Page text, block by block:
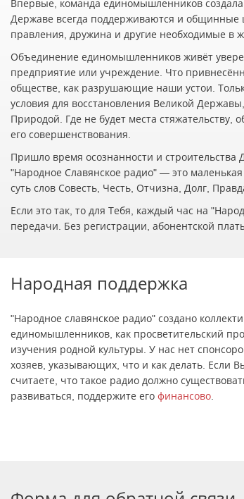
Впервые, команда единомышленников
Державе всегда поддерживаются и
правления, дружина и другие необходимые в
Объединение единомышленников живёт
предприятие или учреждение. Что
обществе, как разрушающие наши устои.
условия для восстановления Великой
Природой. Где не будет места
его совершенствования.
Пришло время осознанности и
"Народное Славянское радио" — это
суть слов Совесть, Честь, Отчизна, Долг,
Если это так, то для Тебя, каждый час на
передачи. Без регистрации, абонентской
Народная поддержка
"Народное славянское радио" создано
единомышленников, как просветительский
изучения родной культуры. У нас нет
хозяев, указывающих, что и как делать. Если
считаете, что такое радио должно
развиваться, поддержите его финансово